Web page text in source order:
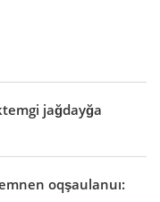
jağdayğa
oqşaulanuı: